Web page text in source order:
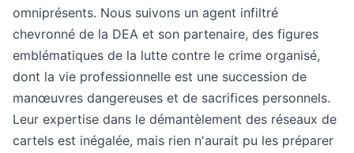
omniprésents. Nous suivons un agent infiltré
chevronné de la DEA et son partenaire, des figures
emblématiques de la lutte contre le crime organisé,
dont la vie professionnelle est une succession de
manœuvres dangereuses et de sacrifices personnels.
Leur expertise dans le démantèlement des réseaux de
cartels est inégalée, mais rien n'aurait pu les préparer